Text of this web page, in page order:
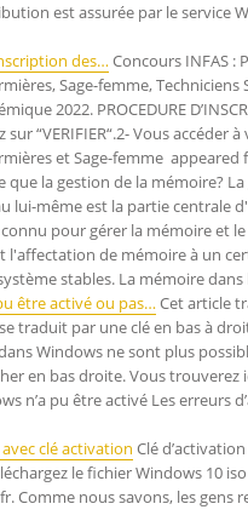
est assurée par le
des…Concours INFAS :
Sage-femme,
2022. PROCEDURE
“VERIFIER“.2- Vous
et Sage-femme appeared
que la gestion de la mémoire?
lui-même est la partie centrale
pour gérer la mémoire et
l'affectation de mémoire à un
stables. La mémoire
être activé ou pas…Cet article
traduit par une clé en bas à
Windows ne sont plus
en bas droite. Vous
n’a pu être activé Les
clé activation Clé
le fichier Windows 10
Comme nous savons, les